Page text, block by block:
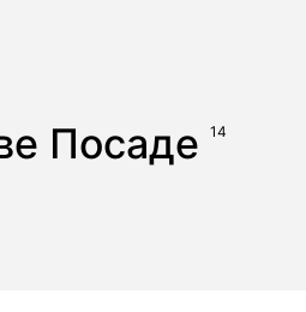
Посаде 14